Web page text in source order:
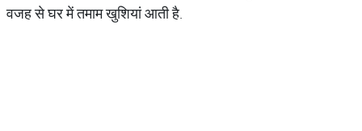
वजह से घर में तमाम खुशियां आती है.